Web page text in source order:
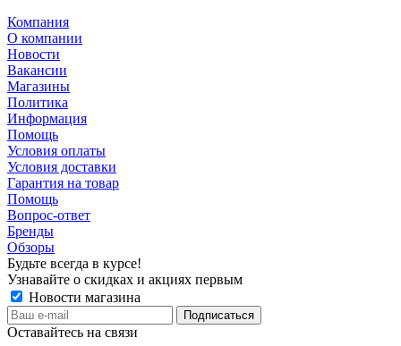
Компания
О компании
Новости
Вакансии
Магазины
Политика
Информация
Помощь
Условия оплаты
Условия доставки
Гарантия на товар
Помощь
Вопрос-ответ
Бренды
Обзоры
Будьте всегда в курсе!
Узнавайте о скидках и акциях первым
Новости магазина
Оставайтесь на связи